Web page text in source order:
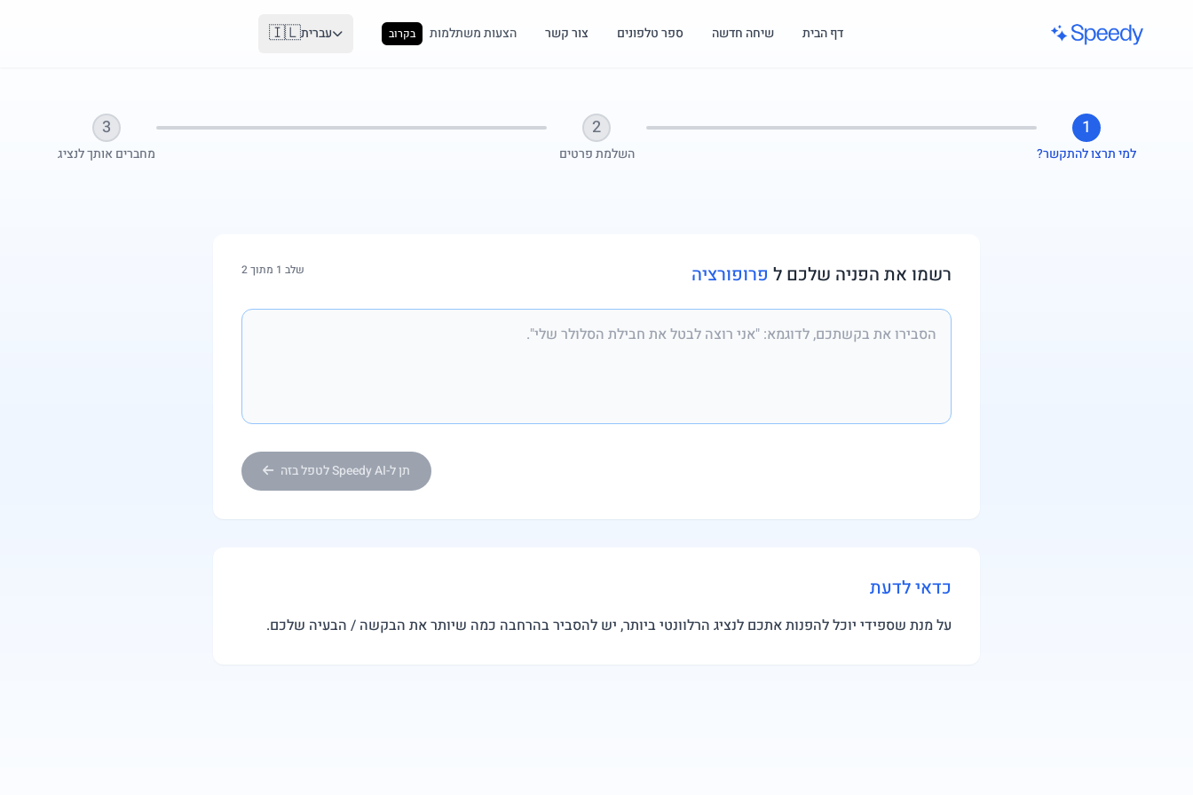
🇮🇱עברית הצעות משתלמות בקרוב צור קשר ספר טלפונים שיחה חדשה דף הבית
1
למי תרצו להתקשר?
2
השלמת פרטים
3
מחברים אותך לנציג
רשמו את הפניה שלכם ל פרופורציה שלב 1 מתוך 2
תן ל-Speedy AI לטפל בזה
כדאי לדעת
על מנת שספידי יוכל להפנות אתכם לנציג הרלוונטי ביותר, יש להסביר בהרחבה כמה שיותר את הבקשה / הבעיה שלכם.